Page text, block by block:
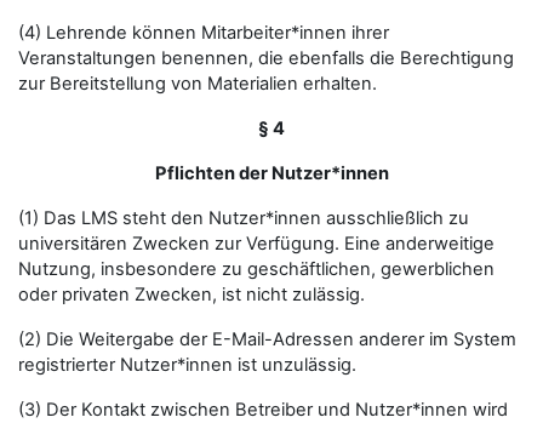
(4) Lehrende können Mitarbeiter*innen ihrer
Veranstaltungen benennen, die ebenfalls die Berechtigung
zur Bereitstellung von Materialien erhalten.
§ 4
Pflichten der Nutzer*innen
(1) Das LMS steht den Nutzer*innen ausschließlich zu
universitären Zwecken zur Verfügung. Eine anderweitige
Nutzung, insbesondere zu geschäftlichen, gewerblichen
oder privaten Zwecken, ist nicht zulässig.
(2) Die Weitergabe der E-Mail-Adressen anderer im System
registrierter Nutzer*innen ist unzulässig.
(3) Der Kontakt zwischen Betreiber und Nutzer*innen wird